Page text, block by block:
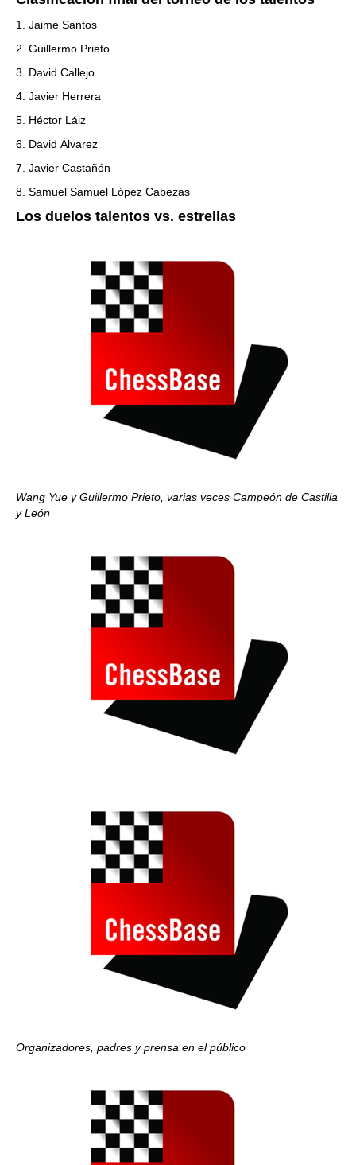
1. Jaime Santos
2. Guillermo Prieto
3. David Callejo
4. Javier Herrera
5. Héctor Láiz
6. David Álvarez
7. Javier Castañón
8. Samuel Samuel López Cabezas
Los duelos talentos vs. estrellas
Wang Yue y Guillermo Prieto, varias veces Campeón de Castilla
y León
Organizadores, padres y prensa en el público